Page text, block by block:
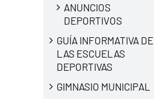
ANUNCIOS
DEPORTIVOS
GUÍA INFORMATIVA DE
LAS ESCUELAS
DEPORTIVAS
GIMNASIO MUNICIPAL